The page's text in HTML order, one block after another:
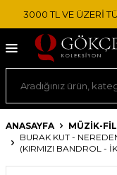
3000 TL VE ÜZERİ
ANASAYFA MÜZİK-
BURAK KUT -
(KIRMIZI BANDROL -